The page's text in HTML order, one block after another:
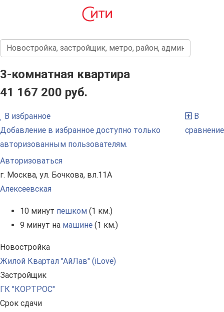
3-комнатная квартира
41 167 200 руб.
В избранное
Добавление в избранное доступно только
авторизованным пользователям.
Авторизоваться
В
сравнение
г. Москва, ул. Бочкова, вл.11А
Алексеевская
10 минут пешком (1 км.)
9 минут на машине (1 км.)
Новостройка
Жилой Квартал "АйЛав" (iLove)
Застройщик
ГК "КОРТРОС"
Срок сдачи